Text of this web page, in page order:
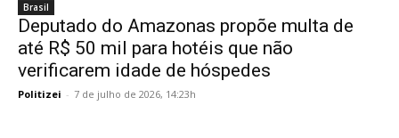
Brasil
Deputado do Amazonas propõe multa de
até R$ 50 mil para hotéis que não
verificarem idade de hóspedes
Politizei - 7 de julho de 2026, 14:23h